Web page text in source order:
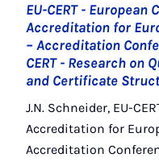
EU-CERT -
Accreditation for
– Accreditation
CERT - Research on
and Certificate
J.N. Schneider, EU-
Accreditation for
Accreditation